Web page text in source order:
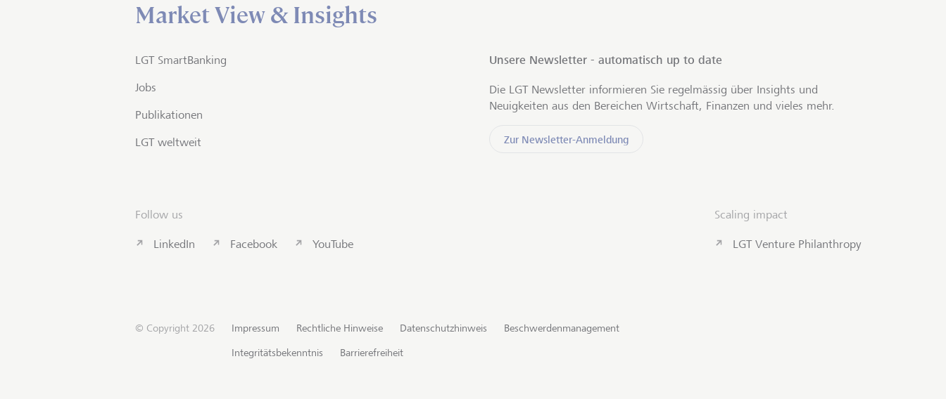
Market View & Insights
LGT SmartBanking
Jobs
Publikationen
LGT weltweit
Unsere Newsletter - automatisch up to date
Die LGT Newsletter informieren Sie regelmässig über Insights und
Neuigkeiten aus den Bereichen Wirtschaft, Finanzen und vieles mehr.
Zur Newsletter-Anmeldung
Follow us
LinkedIn Facebook YouTube
Scaling impact
LGT Venture Philanthropy
Impressum Rechtliche Hinweise Datenschutzhinweis
Beschwerdenmanagement
Integritätsbekenntnis
Barrierefreiheit
© Copyright 2026